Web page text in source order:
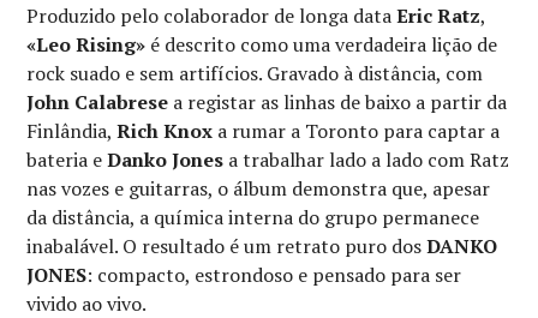
Produzido pelo colaborador de longa dataEric Ratz,
«Leo Rising» é descrito como uma verdadeira lição de
rock suado e sem artifícios. Gravado à distância, com
John Calabrese a registar as linhas de baixo a partir da
Finlândia,Rich Knox a rumar a Toronto para captar a
bateria eDanko Jones a trabalhar lado a lado com Ratz
nas vozes e guitarras, o álbum demonstra que, apesar
da distância, a química interna do grupo permanece
inabalável. O resultado é um retrato puro dosDANKO
JONES: compacto, estrondoso e pensado para ser
vivido ao vivo.